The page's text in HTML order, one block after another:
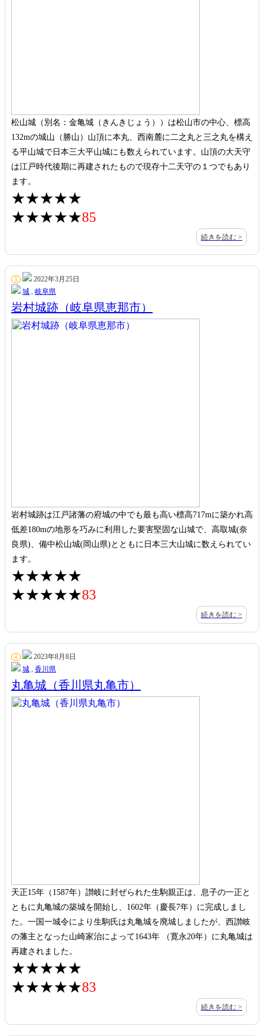
松山城（別名：金亀城（きんきじょう））は松山市の中心、標高
132mの城山（勝山）山頂に本丸、西南麓に二之丸と三之丸を構え
る平山城で日本三大平山城にも数えられています。山頂の大天守
は江戸時代後期に再建されたもので現存十二天守の１つでもあり
ます。
★★★★★
★★★★★85
続きを読む >
3
2022年3月25日
城 , 岐阜県
岩村城跡（岐阜県恵那市）
岩村城跡は江戸諸藩の府城の中でも最も高い標高717mに築かれ高
低差180mの地形を巧みに利用した要害堅固な山城で、高取城(奈
良県)、備中松山城(岡山県)とともに日本三大山城に数えられてい
ます。
★★★★★
★★★★★83
続きを読む >
4
2023年8月8日
城 , 香川県
丸亀城（香川県丸亀市）
天正15年（1587年）讃岐に封ぜられた生駒親正は、息子の一正と
ともに丸亀城の築城を開始し、1602年（慶長7年）に完成しまし
た。一国一城令により生駒氏は丸亀城を廃城しましたが、西讃岐
の藩主となった山崎家治によって1643年 （寛永20年）に丸亀城は
再建されました。
★★★★★
★★★★★83
続きを読む >